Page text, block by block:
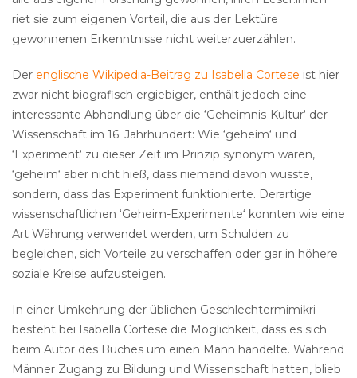
riet sie zum eigenen Vorteil, die aus der Lektüre
gewonnenen Erkenntnisse nicht weiterzuerzählen.
Der englische Wikipedia-Beitrag zu Isabella Cortese ist hier
zwar nicht biografisch ergiebiger, enthält jedoch eine
interessante Abhandlung über die ‘Geheimnis-Kultur‘ der
Wissenschaft im 16. Jahrhundert: Wie ‘geheim‘ und
‘Experiment‘ zu dieser Zeit im Prinzip synonym waren,
‘geheim‘ aber nicht hieß, dass niemand davon wusste,
sondern, dass das Experiment funktionierte. Derartige
wissenschaftlichen ‘Geheim-Experimente‘ konnten wie eine
Art Währung verwendet werden, um Schulden zu
begleichen, sich Vorteile zu verschaffen oder gar in höhere
soziale Kreise aufzusteigen.
In einer Umkehrung der üblichen Geschlechtermimikri
besteht bei Isabella Cortese die Möglichkeit, dass es sich
beim Autor des Buches um einen Mann handelte. Während
Männer Zugang zu Bildung und Wissenschaft hatten, blieb